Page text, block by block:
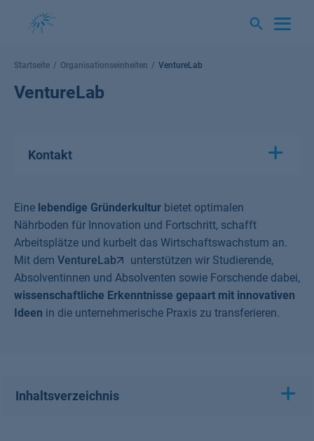
Startseite Organisationseinheiten VentureLab
VentureLab
Kontakt
Eine lebendige Gründerkultur bietet optimalen
Nährboden für Innovation und Fortschritt, schafft
Arbeitsplätze und kurbelt das Wirtschaftswachstum an.
Mit dem VentureLab
unterstützen wir Studierende,
Absolventinnen und Absolventen sowie Forschende dabei,
wissenschaftliche Erkenntnisse gepaart mit innovativen
Ideen in die unternehmerische Praxis zu transferieren.
Inhaltsverzeichnis